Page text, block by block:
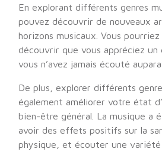
En explorant différents genres
pouvez découvrir de nouveaux
horizons musicaux. Vous
découvrir que vous appréciez un
vous n’avez jamais écouté
De plus, explorer différents
également améliorer votre état
bien-être général. La musique a
avoir des effets positifs sur la
physique, et écouter une